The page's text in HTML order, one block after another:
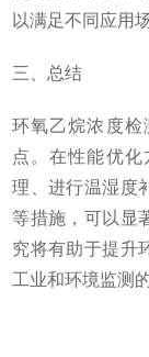
以满足不同应用
三、总结
环氧乙烷浓度检
点。在性能优
理、进行温湿度
等措施，可以显
究将有助于提升
工业和环境监测